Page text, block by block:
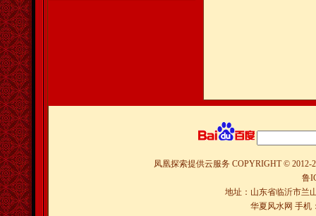
凤凰探索提供云服务 COPYRIGHT © 2012-
鲁
地址：山东省临沂市兰
华夏风水网 手机